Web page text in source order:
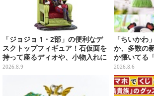
「ジョジョ 1・2部」の便利なデ
スクトップフィギュア！石仮面を
持って座るディオや、小物入れに
なるツェペリなどズラリ
2026.8.9
「ちいかわ
か、多数の
か懐いてる
面写アイテ
ップ
2026.8.6